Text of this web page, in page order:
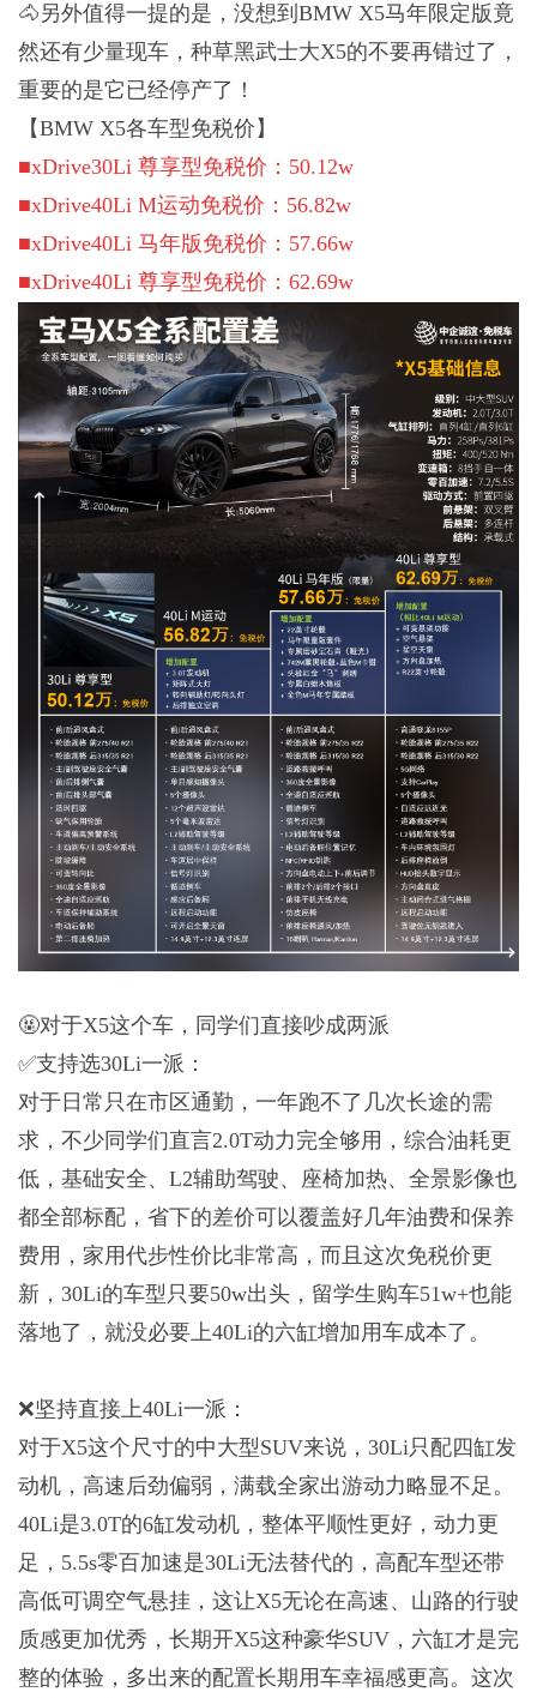
🐴另外值得一提的是，没想到BMW X5马年限定版竟
然还有少量现车，种草黑武士大X5的不要再错过了，
重要的是它已经停产了！
【BMW X5各车型免税价】
■xDrive30Li 尊享型免税价：50.12w
■xDrive40Li M运动免税价：56.82w
■xDrive40Li 马年版免税价：57.66w
■xDrive40Li 尊享型免税价：62.69w
🤬对于X5这个车，同学们直接吵成两派
✅支持选30Li一派：
对于日常只在市区通勤，一年跑不了几次长途的需
求，不少同学们直言2.0T动力完全够用，综合油耗更
低，基础安全、L2辅助驾驶、座椅加热、全景影像也
都全部标配，省下的差价可以覆盖好几年油费和保养
费用，家用代步性价比非常高，而且这次免税价更
新，30Li的车型只要50w出头，留学生购车51w+也能
落地了，就没必要上40Li的六缸增加用车成本了。
❌坚持直接上40Li一派：
对于X5这个尺寸的中大型SUV来说，30Li只配四缸发
动机，高速后劲偏弱，满载全家出游动力略显不足。
40Li是3.0T的6缸发动机，整体平顺性更好，动力更
足，5.5s零百加速是30Li无法替代的，高配车型还带
高低可调空气悬挂，这让X5无论在高速、山路的行驶
质感更加优秀，长期开X5这种豪华SUV，六缸才是完
整的体验，多出来的配置长期用车幸福感更高。这次